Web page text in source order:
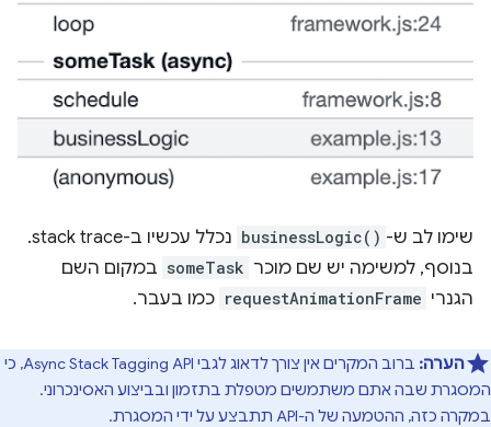
שימו לב ש- businessLogic()
נכלל עכשיו ב-stack trace.
בנוסף, למשימה יש שם מוכר someTask במקום השם
הגנרי requestAnimationFrame כמו בעבר.
הערה:
ברוב המקרים אין צורך לדאוג לגבי Async Stack Tagging API, כי
המסגרת שבה אתם משתמשים מטפלת בתזמון ובביצוע האסינכרוני.
במקרה כזה, ההטמעה של ה-API תתבצע על ידי המסגרת.